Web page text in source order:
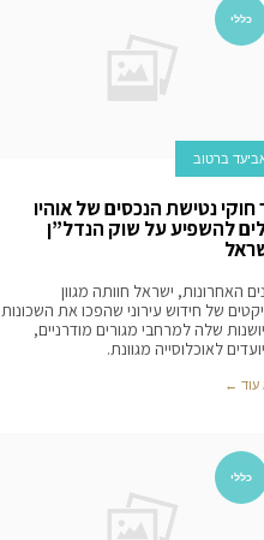
כללי
ברטוב
חוקי נטישת הנכסים של אוהיו
להשפיע על שוק הנדל”ן
האחרונות, ישראל חוותה מגוון
של חידוש עירוני שהפכו את השכונות
שלה למרחבי מגורים מודרניים,
לאוכלוסייה מגוונת.
עוד ←
כללי